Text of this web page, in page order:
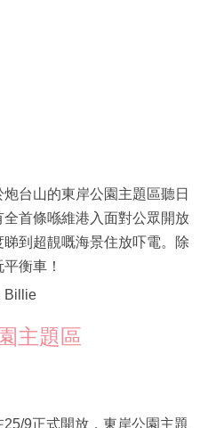
台山的東岸公園主題區聽日
首條喺維港入面對公眾開放
到超靚嘅海景住放吓電。除
衡車！
Billie
主題區
9正式開放，東岸公園主題